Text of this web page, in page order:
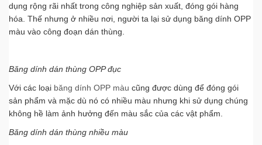
dụng rộng rãi nhất trong công nghiệp sản xuất, đóng gói hàng
hóa. Thế nhưng ở nhiều nơi, người ta lại sử dụng băng dính OPP
màu vào công đoạn dán thùng.
Băng dính dán thùng OPP đục
Với các loại băng dính OPP màu cũng được dùng để đóng gói
sản phẩm và mặc dù nó có nhiều màu nhưng khi sử dụng chúng
không hề làm ảnh hưởng đến màu sắc của các vật phẩm.
Băng dính dán thùng nhiều màu